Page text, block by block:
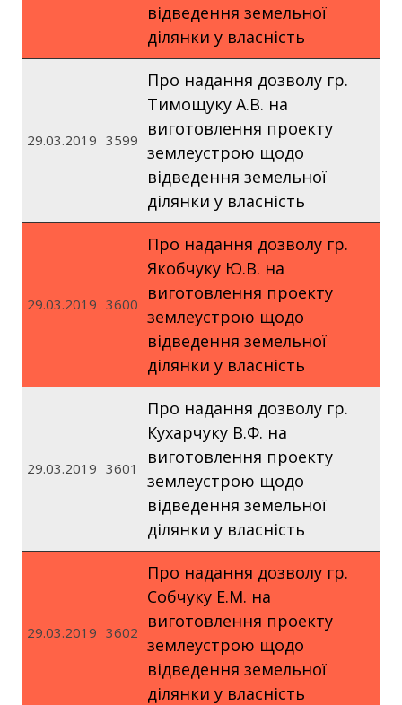
відведення земельної
ділянки у власність
29.03.2019 3599
Про надання дозволу гр.
Тимощуку А.В. на
виготовлення проекту
землеустрою щодо
відведення земельної
ділянки у власність
29.03.2019 3600
Про надання дозволу гр.
Якобчуку Ю.В. на
виготовлення проекту
землеустрою щодо
відведення земельної
ділянки у власність
29.03.2019 3601
Про надання дозволу гр.
Кухарчуку В.Ф. на
виготовлення проекту
землеустрою щодо
відведення земельної
ділянки у власність
29.03.2019 3602
Про надання дозволу гр.
Собчуку Е.М. на
виготовлення проекту
землеустрою щодо
відведення земельної
ділянки у власність